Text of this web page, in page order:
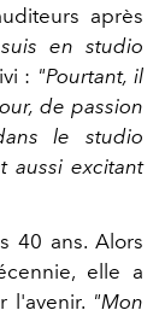
après
en studio
: "Pourtant, il
de passion
le studio
aussi excitant
40 ans. Alors
elle a
l'avenir. "Mon